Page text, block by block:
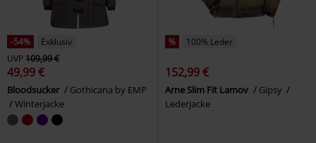
-54%
Exklusiv
UVP109,99 €
49,99 €
Bloodsucker
Gothicana by EMP
Winterjacke
% 100% Leder
152,99 €
Arne Slim Fit Lamov
Gipsy
Lederjacke